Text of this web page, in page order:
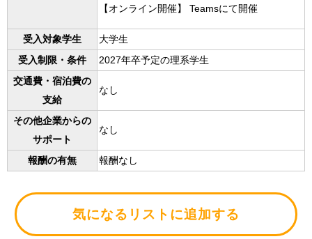
【オンライン開催】 Teamsにて開催
受入対象学生
大学生
受入制限・条件
2027年卒予定の理系学生
交通費・宿泊費の
支給
なし
その他企業からの
サポート
なし
報酬の有無 報酬なし
気になるリストに追加する